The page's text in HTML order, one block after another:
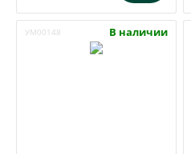
УМ00148 В наличии